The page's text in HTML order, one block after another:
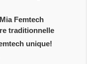
Femtech
traditionnelle
unique!